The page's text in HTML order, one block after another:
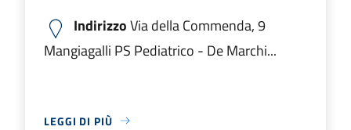
IndirizzoVia della Commenda, 9
Mangiagalli PS Pediatrico - De Marchi...
LEGGI DI PIÙ